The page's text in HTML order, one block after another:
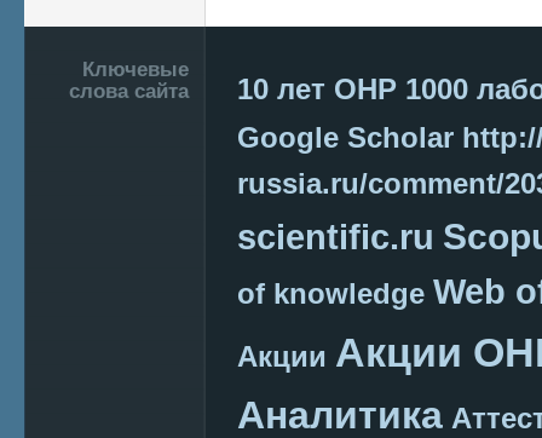
Подвал
Ключевые
слова сайта
10 лет ОНР 1000
Google Scholar
russia.ru/comment/
scientific.ru
of knowledge Web
Акции Акции
Аналитика